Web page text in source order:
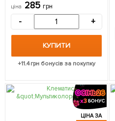
ціна 285 грн
- +
КУПИТИ
+11.4грн бонусів за покупку
ЦІНА ЗА